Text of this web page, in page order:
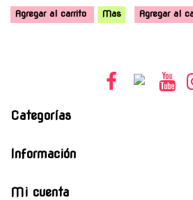
Agregar al carrito Mas Agregar al
Categorías
Información
Mi cuenta